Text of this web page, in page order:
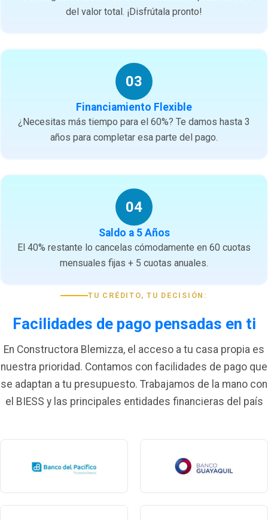
del valor total. ¡Disfrútala pronto!
03
Financiamiento Flexible
¿Necesitas más tiempo para el 60%? Te damos hasta 3
años para completar esa parte del pago.
04
Saldo a 5 Años
El 40% restante lo cancelas cómodamente en 60 cuotas
mensuales fijas + 5 cuotas anuales.
TU CRÉDITO, TU DECISIÓN:
Facilidades de pago pensadas en ti
En Constructora Blemizza, el acceso a tu casa propia es
nuestra prioridad. Contamos con facilidades de pago que
se adaptan a tu presupuesto. Trabajamos de la mano con
el BIESS y las principales entidades financieras del país